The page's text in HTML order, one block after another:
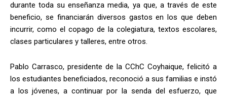
durante toda su enseñanza media, ya que, a través de este
beneficio, se financiarán diversos gastos en los que deben
incurrir, como el copago de la colegiatura, textos escolares,
clases particulares y talleres, entre otros.
Pablo Carrasco, presidente de la CChC Coyhaique, felicitó a
los estudiantes beneficiados, reconoció a sus familias e instó
a los jóvenes, a continuar por la senda del esfuerzo, que